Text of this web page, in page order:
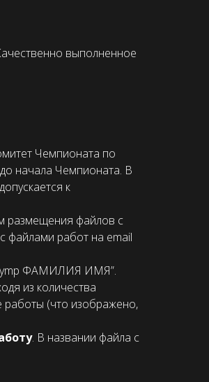
выполненное
Чемпионата по
начала Чемпионата. В
к
размещения файлов с
файлами работ на email
ФАМИЛИЯ ИМЯ”.
из количества
работы (что изображено,
. В названии файла с